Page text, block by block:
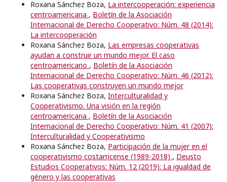
Roxana Sánchez Boza, La intercooperación: experiencia
centroamericana , Boletín de la Asociación
Internacional de Derecho Cooperativo: Núm. 48 (2014):
La intercooperación
Roxana Sánchez Boza, Las empresas cooperativas
ayudan a construir un mundo mejor. El caso
centroamericano , Boletín de la Asociación
Internacional de Derecho Cooperativo: Núm. 46 (2012):
Las cooperativas construyen un mundo mejor
Roxana Sánchez Boza, Interculturalidad y
Cooperativismo. Una visión en la región
centroamericana , Boletín de la Asociación
Internacional de Derecho Cooperativo: Núm. 41 (2007):
Interculturalidad y Cooperativismo
Roxana Sánchez Boza, Participación de la mujer en el
cooperativismo costarricense (1989-2018) , Deusto
Estudios Cooperativos: Núm. 12 (2019): La igualdad de
género y las cooperativas